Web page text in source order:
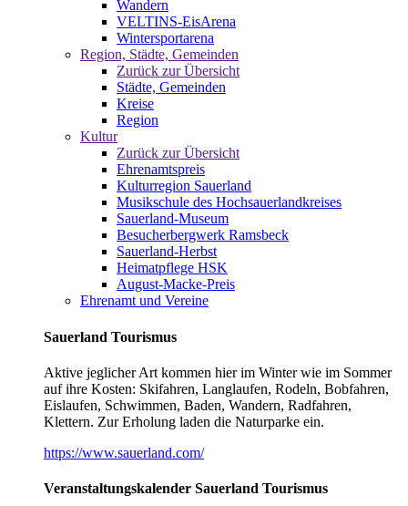
Wandern
VELTINS-EisArena
Wintersportarena
Region, Städte, Gemeinden
Zurück zur Übersicht
Städte, Gemeinden
Kreise
Region
Kultur
Zurück zur Übersicht
Ehrenamtspreis
Kulturregion Sauerland
Musikschule des Hochsauerlandkreises
Sauerland-Museum
Besucherbergwerk Ramsbeck
Sauerland-Herbst
Heimatpflege HSK
August-Macke-Preis
Ehrenamt und Vereine
Sauerland Tourismus
Aktive jeglicher Art kommen hier im Winter wie im Sommer
auf ihre Kosten: Skifahren, Langlaufen, Rodeln, Bobfahren,
Eislaufen, Schwimmen, Baden, Wandern, Radfahren,
Klettern. Zur Erholung laden die Naturparke ein.
https://www.sauerland.com/
Veranstaltungskalender Sauerland Tourismus